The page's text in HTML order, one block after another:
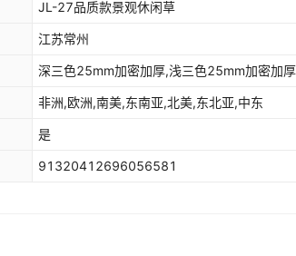
JL-27品质款景观休闲草
江苏常州
深三色25mm加密加厚,浅三色25mm加密加
非洲,欧洲,南美,东南亚,北美,东北亚,中东
是
91320412696056581